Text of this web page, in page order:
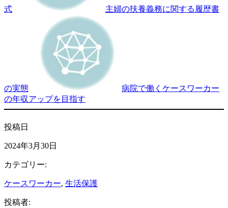
式 主婦の扶養義務に関する履歴書
の実態
病院で働くケースワーカー
の年収アップを目指す
投稿日
2024年3月30日
カテゴリー:
ケースワーカー, 生活保護
投稿者: